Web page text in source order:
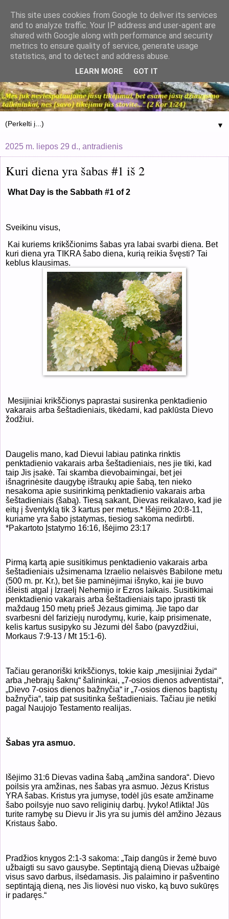
▼
2025 m. liepos 29 d., antradienis
Kuri diena yra šabas #1 iš 2
What Day is the Sabbath #1 of 2
Sveikinu visus,
Kai kuriems krikščionims šabas yra labai svarbi diena. Bet
kuri diena yra TIKRA šabo diena, kurią reikia švęsti? Tai
keblus klausimas.
Mesijiniai krikščionys paprastai susirenka penktadienio
vakarais arba šeštadieniais, tikėdami, kad paklūsta Dievo
žodžiui.
Daugelis mano, kad Dievui labiau patinka rinktis
penktadienio vakarais arba šeštadieniais, nes jie tiki, kad
taip Jis įsakė. Tai skamba dievobaimingai, bet jei
išnagrinėsite daugybę ištraukų apie šabą, ten nieko
nesakoma apie susirinkimą penktadienio vakarais arba
šeštadieniais (šabą). Tiesą sakant, Dievas reikalavo, kad jie
eitų į šventyklą tik 3 kartus per metus.* Išėjimo 20:8-11,
kuriame yra šabo įstatymas, tiesiog sakoma nedirbti.
*Pakartoto Įstatymo 16:16, Išėjimo 23:17
Pirmą kartą apie susitikimus penktadienio vakarais arba
šeštadieniais užsimenama Izraelio nelaisvės Babilone metu
(500 m. pr. Kr.), bet šie paminėjimai išnyko, kai jie buvo
išleisti atgal į Izraelį Nehemijo ir Ezros laikais. Susitikimai
penktadienio vakarais arba šeštadieniais tapo įprasti tik
maždaug 150 metų prieš Jėzaus gimimą. Jie tapo dar
svarbesni dėl fariziejų nurodymų, kurie, kaip prisimenate,
kelis kartus susipyko su Jėzumi dėl šabo (pavyzdžiui,
Morkaus 7:9-13 / Mt 15:1-6).
Tačiau geranoriški krikščionys, tokie kaip „mesijiniai žydai“
arba „hebrajų šaknų“ šalininkai, „7-osios dienos adventistai“,
„Dievo 7-osios dienos bažnyčia“ ir „7-osios dienos baptistų
bažnyčia“, taip pat susitinka šeštadieniais. Tačiau jie netiki
pagal Naujojo Testamento realijas.
Šabas yra asmuo.
Išėjimo 31:6 Dievas vadina šabą „amžina sandora“. Dievo
poilsis yra amžinas, nes šabas yra asmuo. Jėzus Kristus
YRA šabas. Kristus yra jumyse, todėl jūs esate amžiname
šabo poilsyje nuo savo religinių darbų. Įvyko! Atlikta! Jūs
turite ramybę su Dievu ir Jis yra su jumis dėl amžino Jėzaus
Kristaus šabo.
Pradžios knygos 2:1-3 sakoma: „Taip dangūs ir žemė buvo
užbaigti su savo gausybe. Septintąją dieną Dievas užbaigė
visus savo darbus, ilsėdamasis. Jis palaimino ir pašventino
septintąją dieną, nes Jis liovėsi nuo visko, ką buvo sukūręs
ir padaręs.“
This site uses cookies from Google to deliver its services
and to analyze traffic. Your IP address and user-agent are
shared with Google along with performance and security
metrics to ensure quality of service, generate usage
statistics, and to detect and address abuse.
LEARN MORE GOT IT